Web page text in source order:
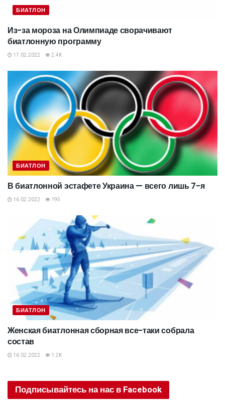
БИАТЛОН
Из-за мороза на Олимпиаде сворачивают
биатлонную программу
17.02.2022 2.4K
БИАТЛОН
В биатлонной эстафете Украина — всего лишь 7-я
16.02.2022 195
БИАТЛОН
Женская биатлонная сборная все-таки собрала
состав
16.02.2022 1.2K
Подписывайтесь на нас в Facebook